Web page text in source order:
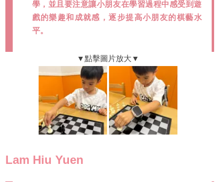
學，並且要注意讓小朋友在學習過程中感受到遊
戲的樂趣和成就感，逐步提高小朋友的棋藝水
平。
Lam Hiu Yuen